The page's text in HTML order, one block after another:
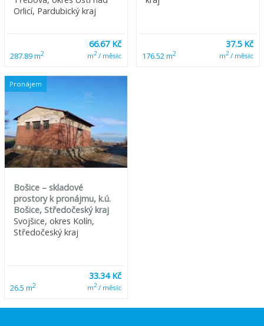
Orlicí, Pardubický kraj
287.89 m2
66.67 Kč
m2/ měsíc 176.52 m2
37.5 Kč
m2/ měsíc
Pronájem
Bošice – skladové
prostory k pronájmu, k.ú.
Bošice, Středočeský kraj
Svojšice, okres Kolín,
Středočeský kraj
26.5 m2
33.34 Kč
m2/ měsíc